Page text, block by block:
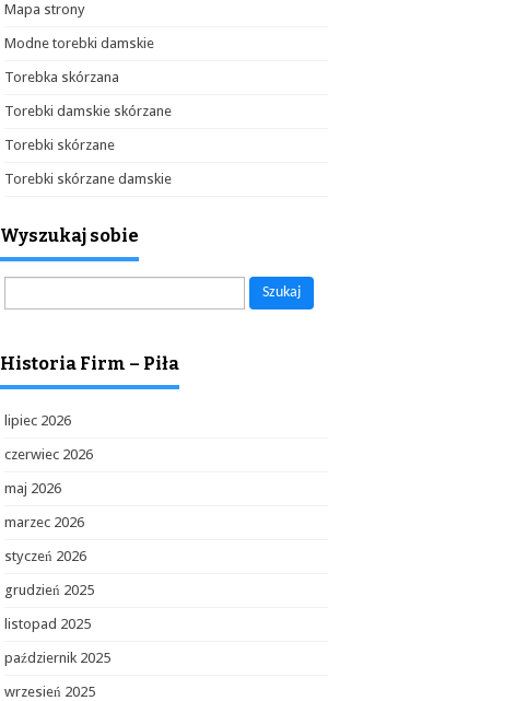
Mapa strony
Modne torebki damskie
Torebka skórzana
Torebki damskie skórzane
Torebki skórzane
Torebki skórzane damskie
Wyszukaj sobie
Historia Firm – Piła
lipiec 2026
czerwiec 2026
maj 2026
marzec 2026
styczeń 2026
grudzień 2025
listopad 2025
październik 2025
wrzesień 2025